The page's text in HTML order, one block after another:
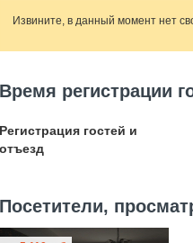
Извините, в данный момент нет
Время регистрации
Регистрация гостей и
отъезд
Посетители,